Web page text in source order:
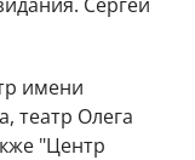
имени
театр Олега
"Центр